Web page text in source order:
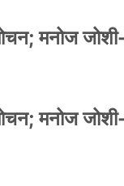
मनोज
मनोज